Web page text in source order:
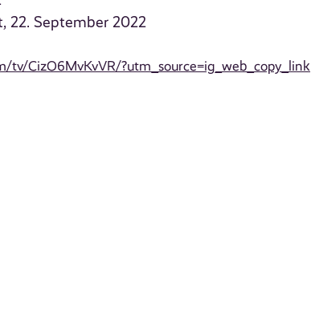
22. September 2022
tv/CizO6MvKvVR/?utm_source=ig_web_copy_link